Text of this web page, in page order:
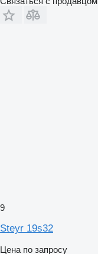
9
Steyr 19s32
Цена по запросу